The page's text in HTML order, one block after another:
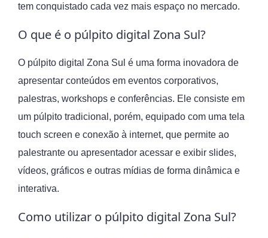
tem conquistado cada vez mais espaço no mercado.
O que é o púlpito digital Zona Sul?
O púlpito digital Zona Sul é uma forma inovadora de
apresentar conteúdos em eventos corporativos,
palestras, workshops e conferências. Ele consiste em
um púlpito tradicional, porém, equipado com uma tela
touch screen e conexão à internet, que permite ao
palestrante ou apresentador acessar e exibir slides,
vídeos, gráficos e outras mídias de forma dinâmica e
interativa.
Como utilizar o púlpito digital Zona Sul?